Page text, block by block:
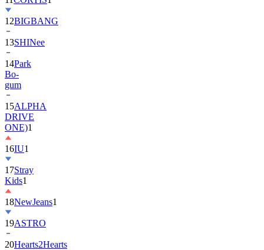
12BIGBANG
13SHINee
14Park
Bo-
gum
15ALPHA
DRIVE
ONE)1
16IU1
17Stray
Kids1
18NewJeans1
19ASTRO
20Hearts2Hearts